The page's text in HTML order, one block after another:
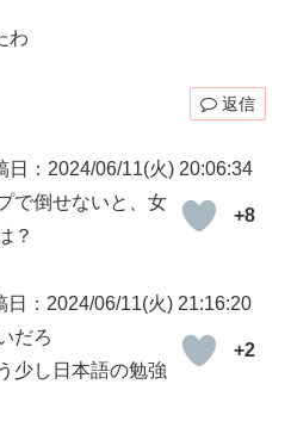
わ
返信
日：2024/06/11(火) 20:06:34
+8
で倒せないと、女
？
日：2024/06/11(火) 21:16:20
+2
だろ
少し日本語の勉強